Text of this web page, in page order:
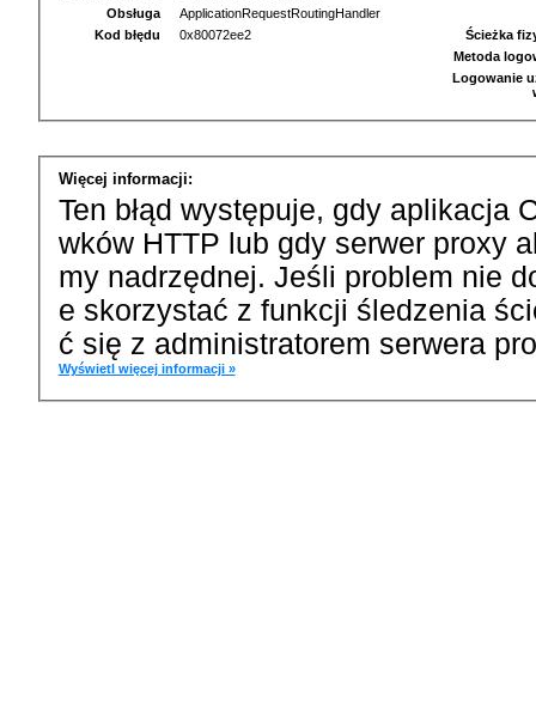
Obsługa
ApplicationRequestRoutingHandler
Kod błędu
0x80072ee2
Ścieżka
Metoda
Logowanie
Więcej informacji:
Ten błąd występuje, gdy aplikacja
wków HTTP lub gdy serwer proxy
my nadrzędnej. Jeśli problem nie
e skorzystać z funkcji śledzenia
ć się z administratorem serwera
Wyświetl więcej informacji »